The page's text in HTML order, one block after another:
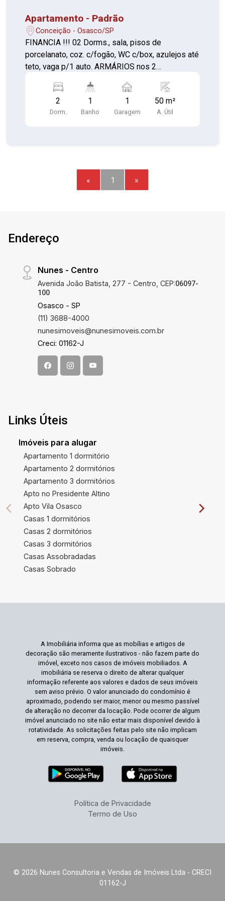
Apartamento - Padrão
Conceição - Osasco/SP
FINANCIA !!! 02 Dorms., sala, pisos de
porcelanato, coz. c/fogão, WC c/box, azulejos até
teto, vaga p/1 auto. ARMÁRIOS nos 2
churrasqueira, play, quadra, pista de cooper e
solarium.2
Dorm.
1
Banho
1
Garagem
50 m²
A. Útil
« 1 »
Endereço
Nunes - Centro
Avenida João Batista, 277 - Centro, CEP:06097-
100
Osasco - SP
(11) 3688-4000
nunesimoveis@nunesimoveis.com.br
Creci: 01162-J
Links Úteis
Imóveis para alugar
Apartamento 1 dormitório
Apartamento 2 dormitórios
Apartamento 3 dormitórios
Apto no Presidente Altino
Apto Vila Osasco
Casas 1 dormitórios
Casas 2 dormitórios
Casas 3 dormitórios
Casas Assobradadas
Casas Sobrado
A Imobiliária informa que as mobílias e artigos de
decoração são meramente ilustrativos - não fazem parte do
imóvel, exceto nos casos de imóveis mobiliados. A
imobiliária se reserva o direito de alterar qualquer
informação referente aos valores e dados de seus imóveis
sem aviso prévio. O valor anunciado do condomínio é
aproximado, podendo ser maior, menor ou mesmo passível
de alteração no decorrer da locação. Pode ocorrer de algum
imóvel anunciado no site não estar mais disponível devido à
rotatividade. As solicitações feitas pelo site não implicam
em reserva, compra, venda ou locação de quaisquer
imóveis.
Política de Privacidade
Termo de Uso
© 2026 Nunes Consultoria e Vendas de Imóveis Ltda - CRECI
01162-J